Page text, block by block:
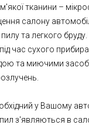
тканини –
салону
пилу та легкого
час сухого
та миючими
у Вашому
пил з'являються в